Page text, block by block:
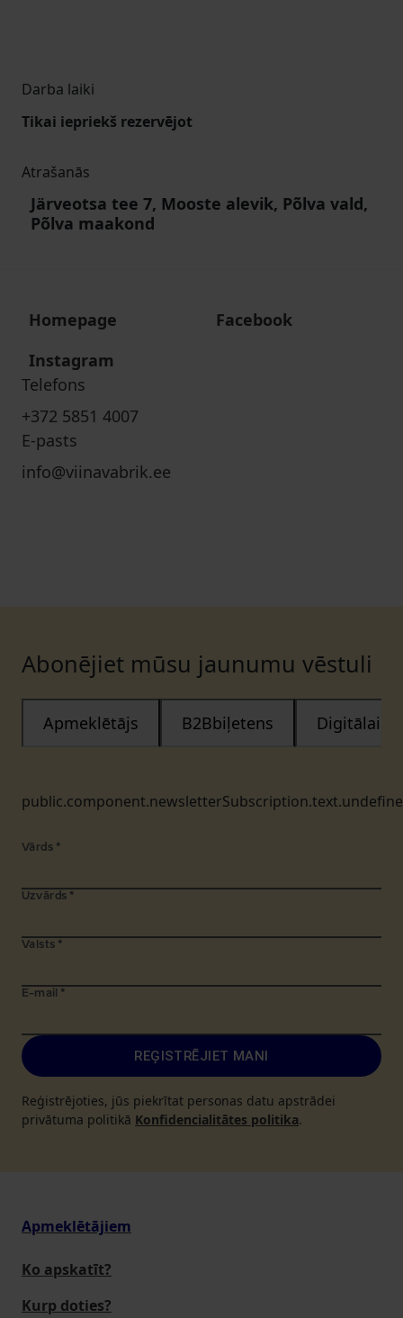
Darba laiki
Tikai iepriekš rezervējot
Atrašanās
Järveotsa tee 7, Mooste alevik, Põlva vald,
Põlva maakond
Homepage
Facebook
Instagram
Telefons
+372 5851 4007
E-pasts
info@viinavabrik.ee
Abonējiet mūsu jaunumu vēstuli
Apmeklētājs B2Bbiļetens Digitālais
Vārds *
Uzvārds *
Valsts *
E-mail *
REĢISTRĒJIET MANI
Reģistrējoties, jūs piekrītat personas datu apstrādei
privātuma politikā Konfidencialitātes politika.
Apmeklētājiem
Ko apskatīt?
Kurp doties?